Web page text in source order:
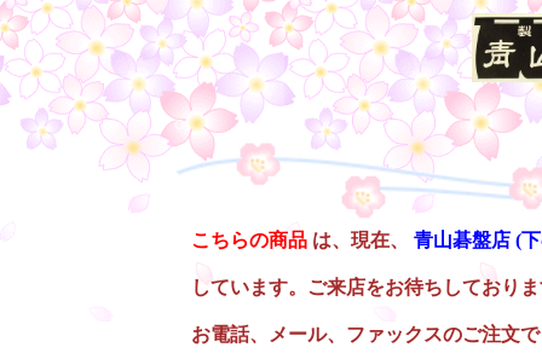
○
こちらの商品 は、現在、 青山碁盤店 (
しています。ご来店をお待ちしており
お電話、メール、ファックスのご注文